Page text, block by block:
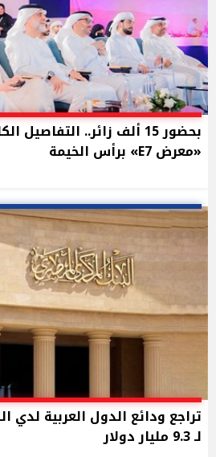
بحضور 15 ألف زائر..
«معرض E7» برأس الخيمة
تراجع ودائع الدول العربية لدي
لـ 9.3 مليار دولار